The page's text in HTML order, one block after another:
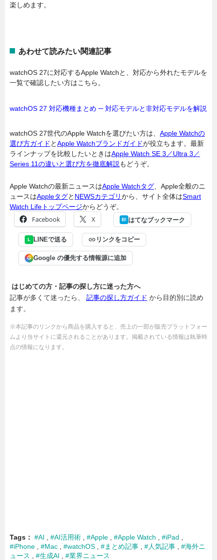
楽しめます。
あわせて読みたい関連記事
watchOS 27に対応するApple Watchと、対応から外れたモデルを
一覧で確認したい方はこちら。
watchOS 27 対応機種まとめ ─ 対応モデルと非対応モデルを解説
watchOS 27世代のApple Watchを選びたい方は、 Apple Watchの
選び方ガイド とApple Watchブランドガイドが役立ちます。最新
ラインナップを比較したいときはApple Watch SE 3／Ultra 3／
Series 11の違いと選び方を徹底解説もどうぞ。
Apple Watchの最新ニュースはApple Watchタグ 、Apple全般のニ
ュースはAppleタグと NEWSカテゴリから、サイト全体はSmart
Watch Lifeトップページからどうぞ。
Facebook X B! はてなブックマーク
L LINEで送る リンクをコピー
G Google の優先する情報源に追加
はじめての方・記事の探し方に迷った方へ
記事が多くて迷ったら、 記事の探し方ガイド から目的別に読め
ます。
※本記事のリンクから商品を購入すると、売上の一部が販売プラットフォー
ムより当サイトに還元されることがあります。掲載されている情報は執筆時
点の情報になります。
Tags #AI #AI活用術 #Apple #Apple Watch
#iPad
#iPhone
#Mac #watchOS #まとめ記事 #人気記事
#海外ニ
ュース
#生成AI #業界ニュース